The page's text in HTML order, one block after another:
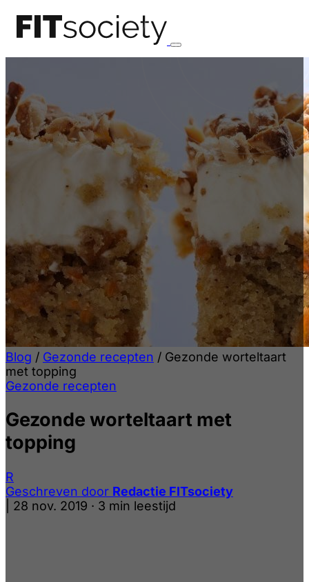
Blog / Gezonde recepten / Gezonde worteltaart
met topping
Gezonde recepten
Gezonde worteltaart met
topping
R
Geschreven door Redactie FITsociety
28 nov. 2019 · 3 min leestijd